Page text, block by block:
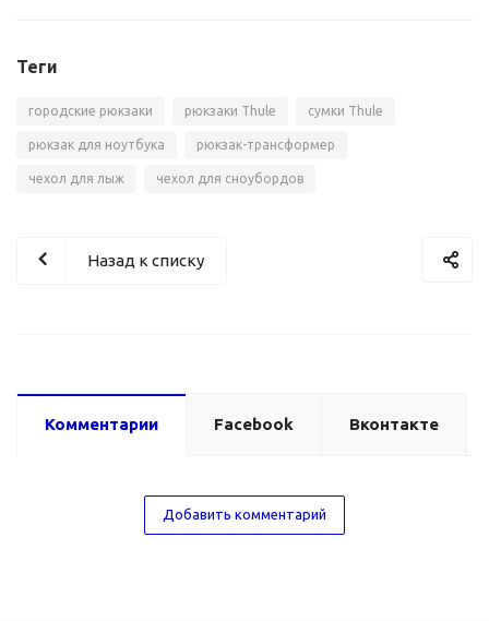
Теги
городские рюкзаки рюкзаки Thule сумки Thule
рюкзак для ноутбука рюкзак-трансформер
чехол для лыж чехол для сноубордов
Назад к списку
Комментарии Facebook Вконтакте
Добавить комментарий